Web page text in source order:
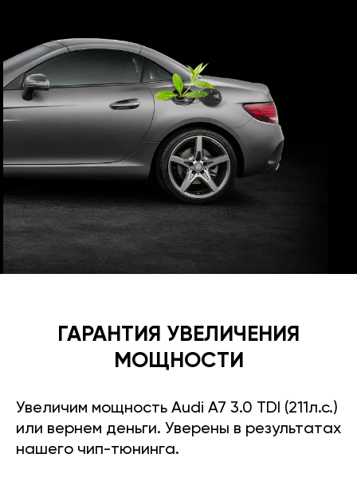
ГАРАНТИЯ УВЕЛИЧЕНИЯ
МОЩНОСТИ
Увеличим мощность Audi A7 3.0 TDI (211л.с.)
или вернем деньги. Уверены в результатах
нашего чип-тюнинга.